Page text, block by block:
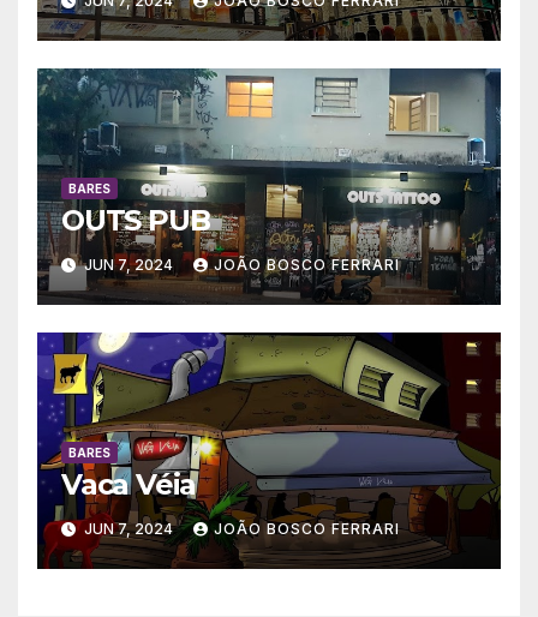
BARES
OUTS PUB
JUN 7, 2024 JOÃO BOSCO FERRARI
BARES
Vaca Véia
JUN 7, 2024 JOÃO BOSCO FERRARI